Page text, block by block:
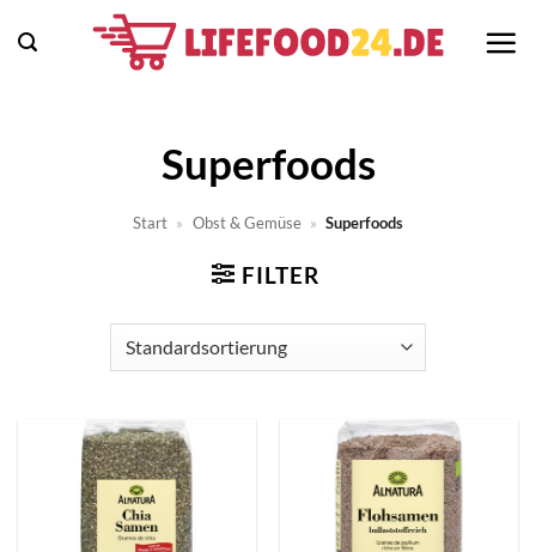
Inhalt
Superfoods
Start » Obst & Gemüse » Superfoods
FILTER